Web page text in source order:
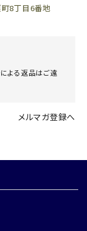
8丁目6番地
よる返品はご遠
メルマガ登録へ